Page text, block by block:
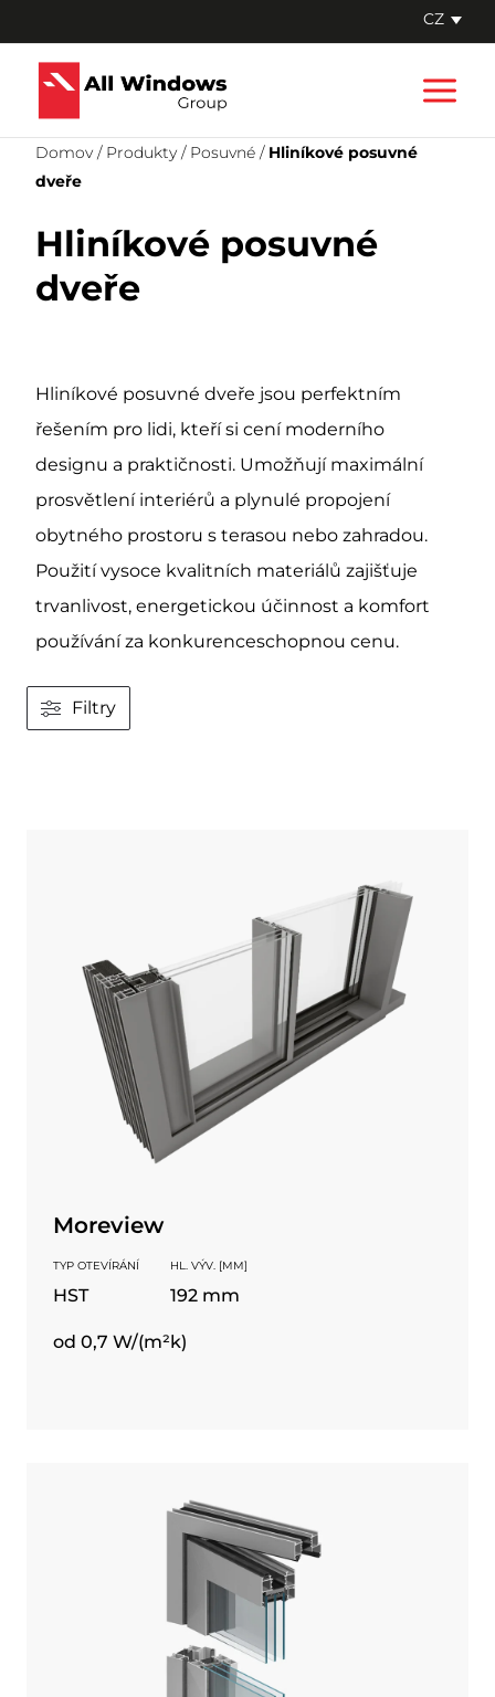
na
obsah
CZ
Domov / Produkty / Posuvné / Hliníkové posuvné
dveře
Hliníkové posuvné
dveře
Hliníkové posuvné dveře jsou perfektním
řešením pro lidi, kteří si cení moderního
designu a praktičnosti. Umožňují maximální
prosvětlení interiérů a plynulé propojení
obytného prostoru s terasou nebo zahradou.
Použití vysoce kvalitních materiálů zajišťuje
trvanlivost, energetickou účinnost a komfort
používání za konkurenceschopnou cenu.
Filtry
Moreview
TYP OTEVÍRÁNÍ
HST
HL. VÝV. [MM]
192 mm
od 0,7 W/(m²k)